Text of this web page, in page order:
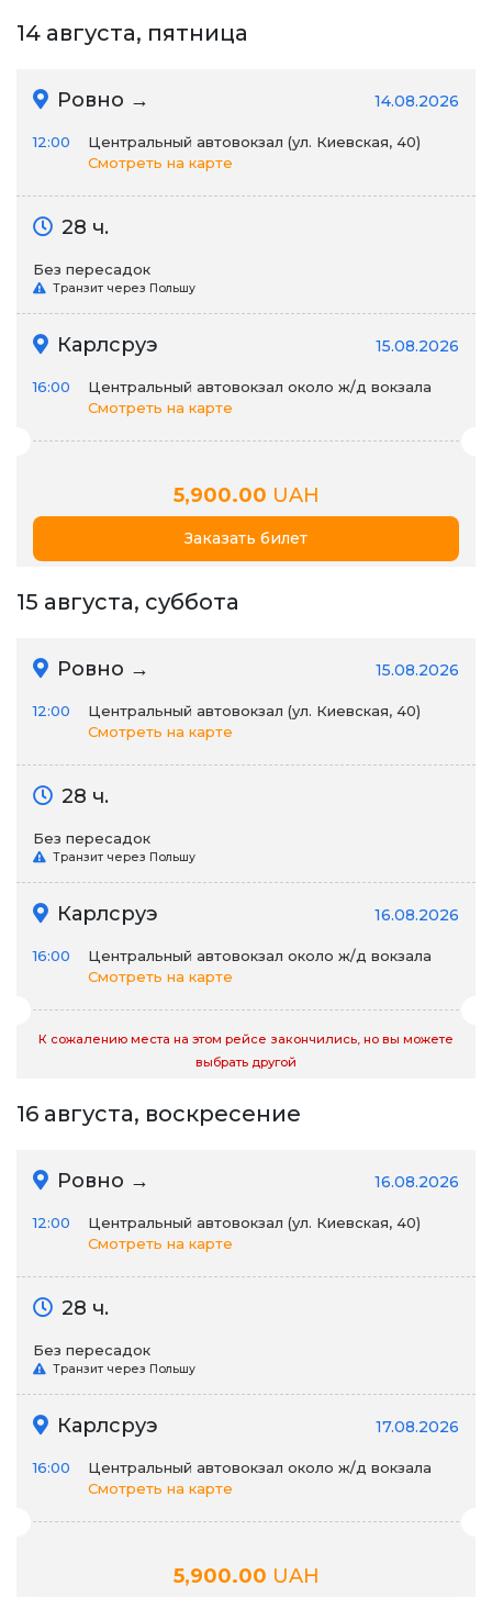
14 августа, пятница
Ровно → 14.08.2026
12:00
Центральный автовокзал (ул. Киевская, 40)
Смотреть на карте
28 ч.
Без пересадок
Транзит через Польшу
Карлсруэ 15.08.2026
16:00
Центральный автовокзал около ж/д вокзала
Смотреть на карте
5,900.00 UAH
Заказать билет
15 августа, суббота
Ровно → 15.08.2026
12:00
Центральный автовокзал (ул. Киевская, 40)
Смотреть на карте
28 ч.
Без пересадок
Транзит через Польшу
Карлсруэ 16.08.2026
16:00
Центральный автовокзал около ж/д вокзала
Смотреть на карте
К сожалению места на этом рейсе закончились, но вы можете
выбрать другой
16 августа, воскресение
Ровно → 16.08.2026
12:00
Центральный автовокзал (ул. Киевская, 40)
Смотреть на карте
28 ч.
Без пересадок
Транзит через Польшу
Карлсруэ 17.08.2026
16:00
Центральный автовокзал около ж/д вокзала
Смотреть на карте
5,900.00 UAH